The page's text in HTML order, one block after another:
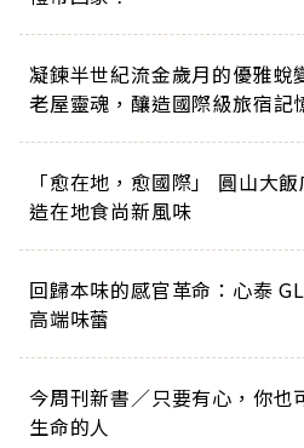
凝鍊半世紀流金歲月的優雅蛻
老屋靈魂，釀造國際級旅宿記
「愈在地，愈國際」 圓山大
造在地食尚新風味
回歸本味的感官革命：心泰
高端味蕾
今周刊新書／只要有心，你也
生命的人